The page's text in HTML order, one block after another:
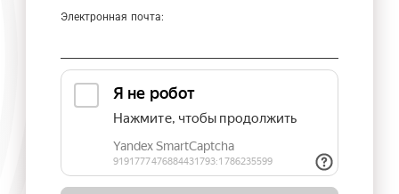
Электронная почта: